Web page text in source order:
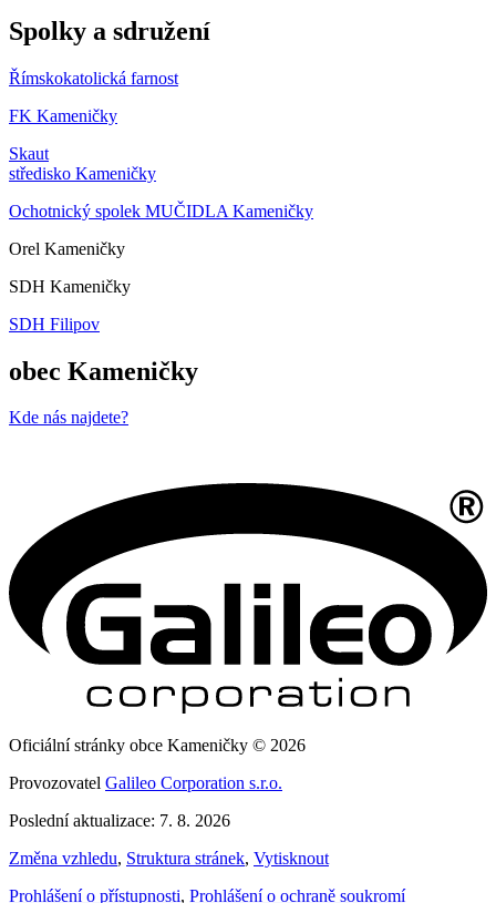
Spolky a sdružení
Římskokatolická farnost
FK Kameničky
Skaut
středisko Kameničky
Ochotnický spolek MUČIDLA Kameničky
Orel Kameničky
SDH Kameničky
SDH Filipov
obec Kameničky
Kde nás najdete?
Oficiální stránky obce Kameničky © 2026
Provozovatel Galileo Corporation s.r.o.
Poslední aktualizace: 7. 8. 2026
Změna vzhledu, Struktura stránek, Vytisknout
Prohlášení o přístupnosti, Prohlášení o ochraně soukromí